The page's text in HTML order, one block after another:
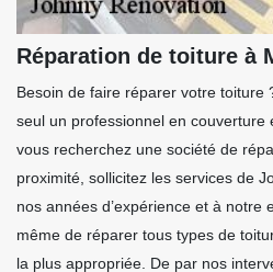
Réparation de toiture à
Besoin de faire réparer votre toiture
seul un professionnel en couverture
vous recherchez une société de
proximité, sollicitez les services de
nos années d’expérience et à notre
même de réparer tous types de
la plus appropriée. De par nos